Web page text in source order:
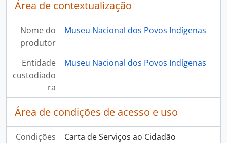
Área de contextualização
Nome do
produtor
Museu Nacional dos Povos Indígenas
Entidade
custodiado
ra
Museu Nacional dos Povos Indígenas
Área de condições de acesso e uso
Condições
Carta de Serviços ao Cidadão